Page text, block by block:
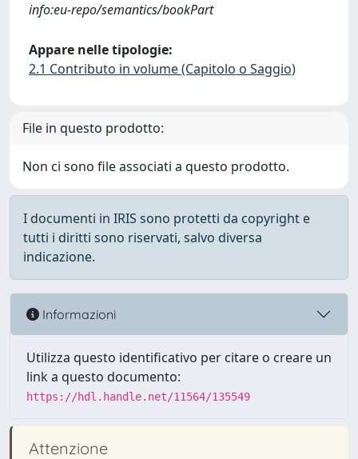
info:eu-repo/semantics/bookPart
Appare nelle tipologie:
2.1 Contributo in volume (Capitolo o Saggio)
File in questo prodotto:
Non ci sono file associati a questo prodotto.
I documenti in IRIS sono protetti da copyright e
tutti i diritti sono riservati, salvo diversa
indicazione.
Informazioni
Utilizza questo identificativo per citare o creare un
link a questo documento:
https://hdl.handle.net/11564/135549
Attenzione